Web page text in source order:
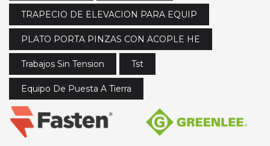
TRAPECIO DE ELEVACION PARA EQUIP
PLATO PORTA PINZAS CON ACOPLE HE
Trabajos Sin Tension Tst
Equipo De Puesta A Tierra